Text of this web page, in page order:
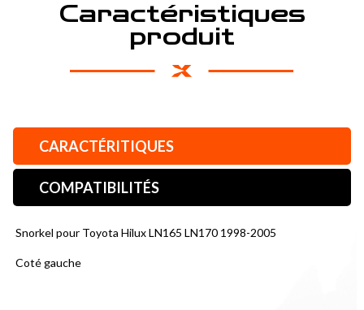
Caractéristiques
produit
CARACTÉRITIQUES
COMPATIBILITÉS
Snorkel pour Toyota Hilux LN165 LN170 1998-2005
Coté gauche